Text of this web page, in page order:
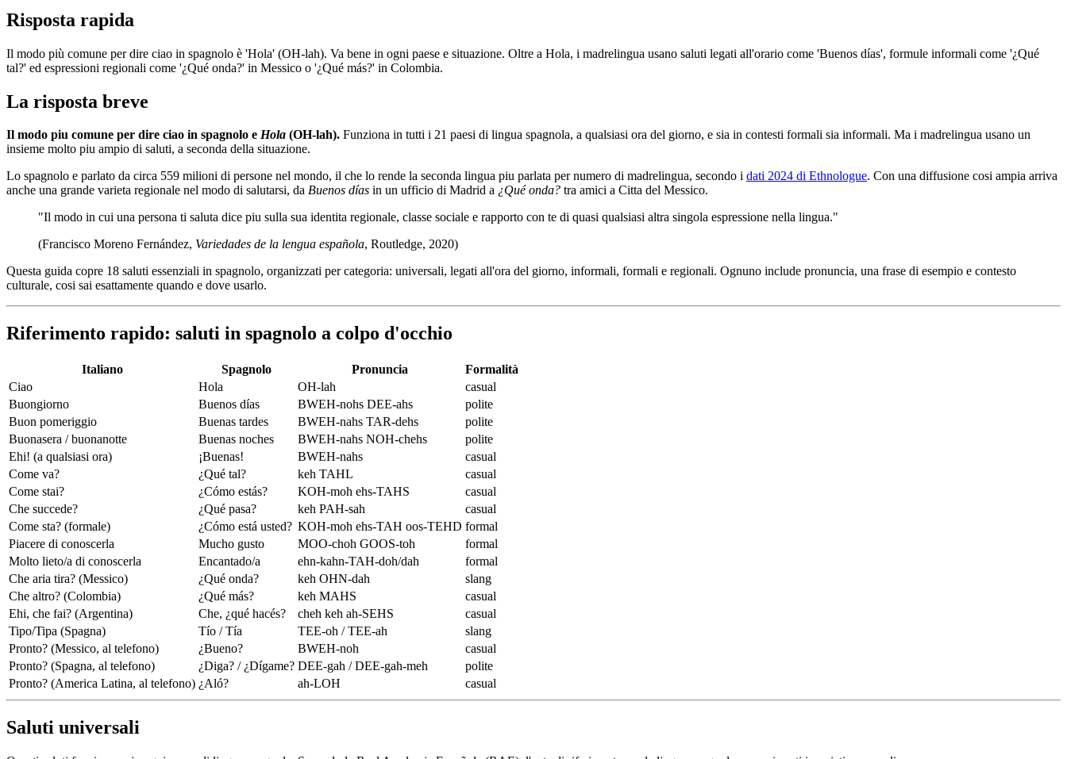
Risposta rapida
Il modo più comune per dire ciao in spagnolo è 'Hola' (OH-lah). Va bene in ogni paese e situazione. Oltre a Hola, i madrelingua usano saluti legati all'orario come 'Buenos días', formule informali come '¿Qué
tal?' ed espressioni regionali come '¿Qué onda?' in Messico o '¿Qué más?' in Colombia.
La risposta breve
Il modo piu comune per dire ciao in spagnolo e Hola (OH-lah). Funziona in tutti i 21 paesi di lingua spagnola, a qualsiasi ora del giorno, e sia in contesti formali sia informali. Ma i madrelingua usano un
insieme molto piu ampio di saluti, a seconda della situazione.
Lo spagnolo e parlato da circa 559 milioni di persone nel mondo, il che lo rende la seconda lingua piu parlata per numero di madrelingua, secondo i dati 2024 di Ethnologue. Con una diffusione cosi ampia arriva
anche una grande varieta regionale nel modo di salutarsi, da Buenos días in un ufficio di Madrid a ¿Qué onda? tra amici a Citta del Messico.
"Il modo in cui una persona ti saluta dice piu sulla sua identita regionale, classe sociale e rapporto con te di quasi qualsiasi altra singola espressione nella lingua."
(Francisco Moreno Fernández, Variedades de la lengua española, Routledge, 2020)
Questa guida copre 18 saluti essenziali in spagnolo, organizzati per categoria: universali, legati all'ora del giorno, informali, formali e regionali. Ognuno include pronuncia, una frase di esempio e contesto
culturale, cosi sai esattamente quando e dove usarlo.
Riferimento rapido: saluti in spagnolo a colpo d'occhio
Italiano Spagnolo Pronuncia
Formalità
Ciao
Hola OH-lah
casual
Buongiorno
Buenos días BWEH-nohs DEE-ahs
polite
Buon pomeriggio
Buenas tardes BWEH-nahs TAR-dehs
polite
Buonasera / buonanotte
Buenas noches BWEH-nahs NOH-chehs
polite
Ehi! (a qualsiasi ora)
¡Buenas! BWEH-nahs
casual
Come va?
¿Qué tal? keh TAHL
casual
Come stai?
¿Cómo estás? KOH-moh ehs-TAHS
casual
Che succede?
¿Qué pasa? keh PAH-sah
casual
Come sta? (formale)
¿Cómo está usted? KOH-moh ehs-TAH oos-TEHD formal
Piacere di conoscerla
Mucho gusto MOO-choh GOOS-toh
formal
Molto lieto/a di conoscerla
Encantado/a ehn-kahn-TAH-doh/dah
formal
Che aria tira? (Messico)
¿Qué onda? keh OHN-dah
slang
Che altro? (Colombia)
¿Qué más? keh MAHS
casual
Ehi, che fai? (Argentina)
Che, ¿qué hacés? cheh keh ah-SEHS
casual
Tipo/Tipa (Spagna)
Tío / Tía TEE-oh / TEE-ah
slang
Pronto? (Messico, al telefono)
¿Bueno? BWEH-noh
casual
Pronto? (Spagna, al telefono)
¿Diga? / ¿Dígame? DEE-gah / DEE-gah-meh
polite
Pronto? (America Latina, al telefono) ¿Aló? ah-LOH casual
Saluti universali